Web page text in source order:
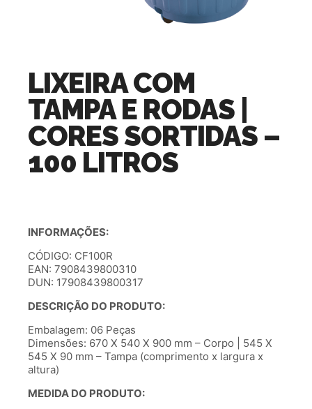
LIXEIRA COM
TAMPA E RODAS |
CORES SORTIDAS –
100 LITROS
INFORMAÇÕES:
CÓDIGO: CF100R
EAN: 7908439800310
DUN: 17908439800317
DESCRIÇÃO DO PRODUTO:
Embalagem: 06 Peças
Dimensões: 670 X 540 X 900 mm – Corpo | 545 X
545 X 90 mm – Tampa (comprimento x largura x
altura)
MEDIDA DO PRODUTO: